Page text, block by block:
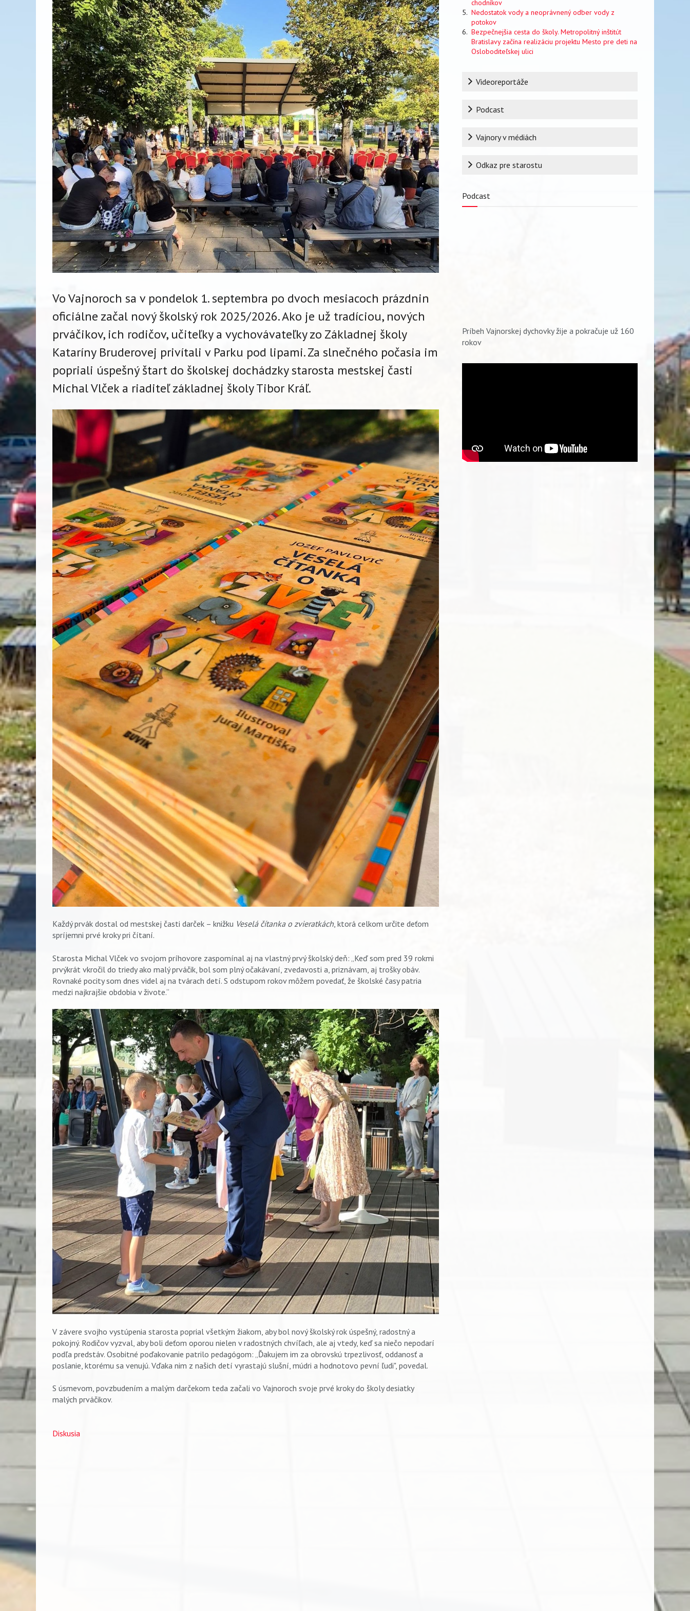
Vyhľadávanie
Vo Vajnoroch sa v pondelok 1. septembra po dvoch mesiacoch prázdnin
oficiálne začal nový školský rok 2025/2026. Ako je už tradíciou, nových
prváčikov, ich rodičov, učiteľky a vychovávateľky zo Základnej školy
Kataríny Bruderovej privítali v Parku pod lipami. Za slnečného počasia im
popriali úspešný štart do školskej dochádzky starosta mestskej časti
Michal Vlček a riaditeľ základnej školy Tibor Kráľ.
Každý prvák dostal od mestskej časti darček – knižku Veselá čítanka o zvieratkách, ktorá celkom určite deťom
spríjemni prvé kroky pri čítaní.
Starosta Michal Vlček vo svojom príhovore zaspomínal aj na vlastný prvý školský deň: „Keď som pred 39 rokmi
prvýkrát vkročil do triedy ako malý prváčik, bol som plný očakávaní, zvedavosti a, priznávam, aj trošky obáv.
Rovnaké pocity som dnes videl aj na tvárach detí. S odstupom rokov môžem povedať, že školské časy patria
medzi najkrajšie obdobia v živote.“
V závere svojho vystúpenia starosta poprial všetkým žiakom, aby bol nový školský rok úspešný, radostný a
pokojný. Rodičov vyzval, aby boli deťom oporou nielen v radostných chvíľach, ale aj vtedy, keď sa niečo nepodarí
podľa predstáv. Osobitné poďakovanie patrilo pedagógom: „Ďakujem im za obrovskú trpezlivosť, oddanosť a
poslanie, ktorému sa venujú. Vďaka nim z našich detí vyrastajú slušní, múdri a hodnotovo pevní ľudi", povedal.
S úsmevom, povzbudením a malým darčekom teda začali vo Vajnoroch svoje prvé kroky do školy desiatky
malých prváčikov.
Diskusia
chodníkov
Nedostatok vody a neoprávnený odber vody z
potokov
Bezpečnejšia cesta do školy. Metropolitný inštitút
Bratislavy začína realizáciu projektu Mesto pre deti na
Osloboditeľskej ulici
RubrikaVideoreportáže
Podcast
Vajnory v médiách
Odkaz pre starostu
Podcast
Príbeh Vajnorskej dychovky žije a pokračuje už 160
rokov